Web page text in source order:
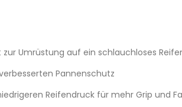
Umrüstung auf ein schlauchloses
Pannenschutz
Reifendruck für mehr Grip und